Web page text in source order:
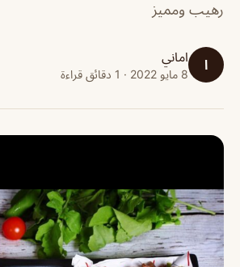
رهيب ومميز
ا اماني
8 مايو 2022 · 1 دقائق قراءة